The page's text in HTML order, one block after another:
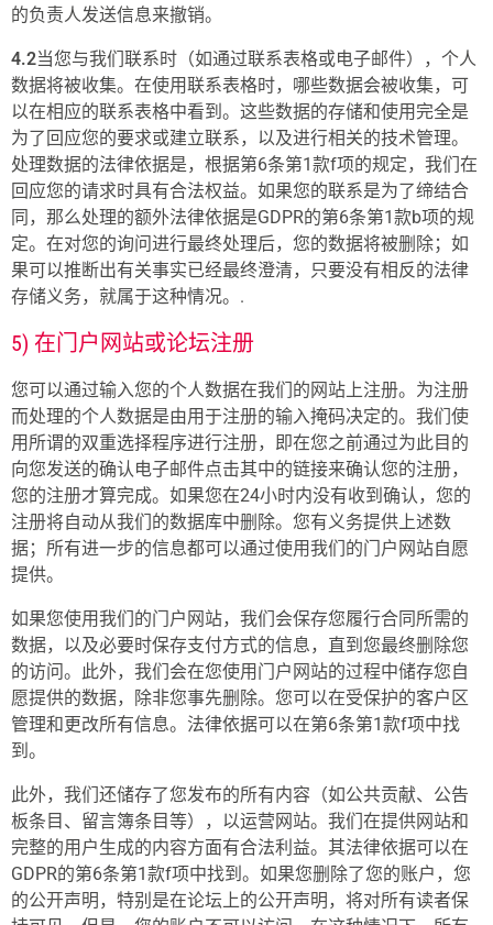
的负责人发送信息来撤销。
4.2当您与我们联系时（如通过联系表格或电子邮件），个人
数据将被收集。在使用联系表格时，哪些数据会被收集，可
以在相应的联系表格中看到。这些数据的存储和使用完全是
为了回应您的要求或建立联系，以及进行相关的技术管理。
处理数据的法律依据是，根据第6条第1款f项的规定，我们在
回应您的请求时具有合法权益。如果您的联系是为了缔结合
同，那么处理的额外法律依据是GDPR的第6条第1款b项的规
定。在对您的询问进行最终处理后，您的数据将被删除；如
果可以推断出有关事实已经最终澄清，只要没有相反的法律
存储义务，就属于这种情况。.
5) 在门户网站或论坛注册
您可以通过输入您的个人数据在我们的网站上注册。为注册
而处理的个人数据是由用于注册的输入掩码决定的。我们使
用所谓的双重选择程序进行注册，即在您之前通过为此目的
向您发送的确认电子邮件点击其中的链接来确认您的注册，
您的注册才算完成。如果您在24小时内没有收到确认，您的
注册将自动从我们的数据库中删除。您有义务提供上述数
据；所有进一步的信息都可以通过使用我们的门户网站自愿
提供。
如果您使用我们的门户网站，我们会保存您履行合同所需的
数据，以及必要时保存支付方式的信息，直到您最终删除您
的访问。此外，我们会在您使用门户网站的过程中储存您自
愿提供的数据，除非您事先删除。您可以在受保护的客户区
管理和更改所有信息。法律依据可以在第6条第1款f项中找
到。
此外，我们还储存了您发布的所有内容（如公共贡献、公告
板条目、留言簿条目等），以运营网站。我们在提供网站和
完整的用户生成的内容方面有合法利益。其法律依据可以在
GDPR的第6条第1款f项中找到。如果您删除了您的账户，您
的公开声明，特别是在论坛上的公开声明，将对所有读者保